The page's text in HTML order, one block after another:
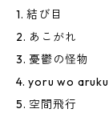
1. 結び目
2. あこがれ
3. 憂鬱の怪物
4. yoru wo aruku
5. 空間飛行